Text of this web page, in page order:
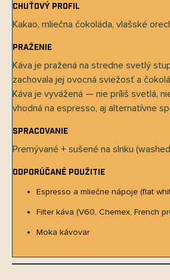
Chuťový profil
Kakao, mliečna čokoláda, vlašské
Praženie
Káva je pražená na stredne svetlý
zachovala jej ovocná sviežosť a
Káva je vyvážená — nie príliš svetlá,
vhodná na espresso, aj alternatívne
Spracovanie
Premývané + sušené na slnku
Odporúčané použitie
Espresso a mliečne nápoje (flat
Filter káva (V60, Chemex, French
Moka kávovar